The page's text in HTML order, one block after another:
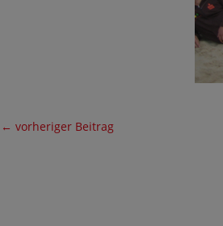
← vorheriger Beitrag